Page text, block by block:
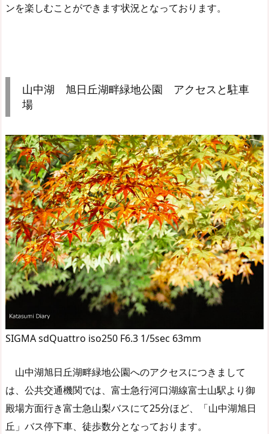
ンを楽しむことができます状況となっております。
山中湖 旭日丘湖畔緑地公園 アクセスと駐車
場
SIGMA sdQuattro iso250 F6.3 1/5sec 63mm
山中湖旭日丘湖畔緑地公園へのアクセスにつきまして
は、公共交通機関では、富士急行河口湖線富士山駅より御
殿場方面行き富士急山梨バスにて25分ほど、「山中湖旭日
丘」バス停下車、徒歩数分となっております。